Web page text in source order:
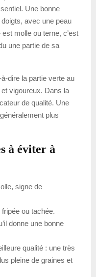
Une bonne
avec une peau
molle ou terne, c’est
une partie de sa
dire la partie verte au
vigoureux. Dans la
de qualité. Une
plus
à éviter à
signe de
ou tachée.
donne une bonne
qualité : une très
pleine de graines et